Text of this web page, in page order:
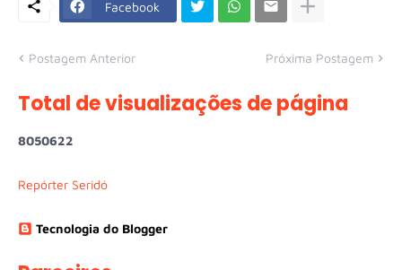
Facebook
Postagem Anterior Próxima Postagem
Total de visualizações de página
8050622
Repórter Seridó
Tecnologia do Blogger